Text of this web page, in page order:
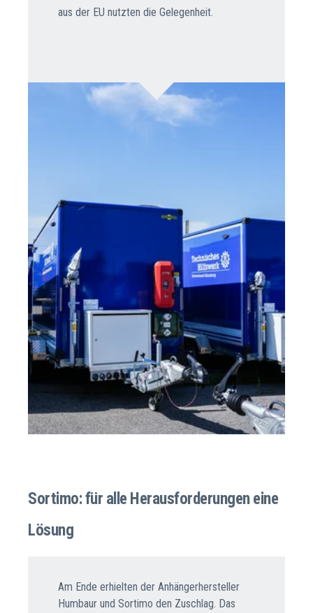
aus der EU nutzten die Gelegenheit.
Sortimo: für alle Herausforderungen eine
Lösung
Am Ende erhielten der Anhängerhersteller
Humbaur und Sortimo den Zuschlag. Das